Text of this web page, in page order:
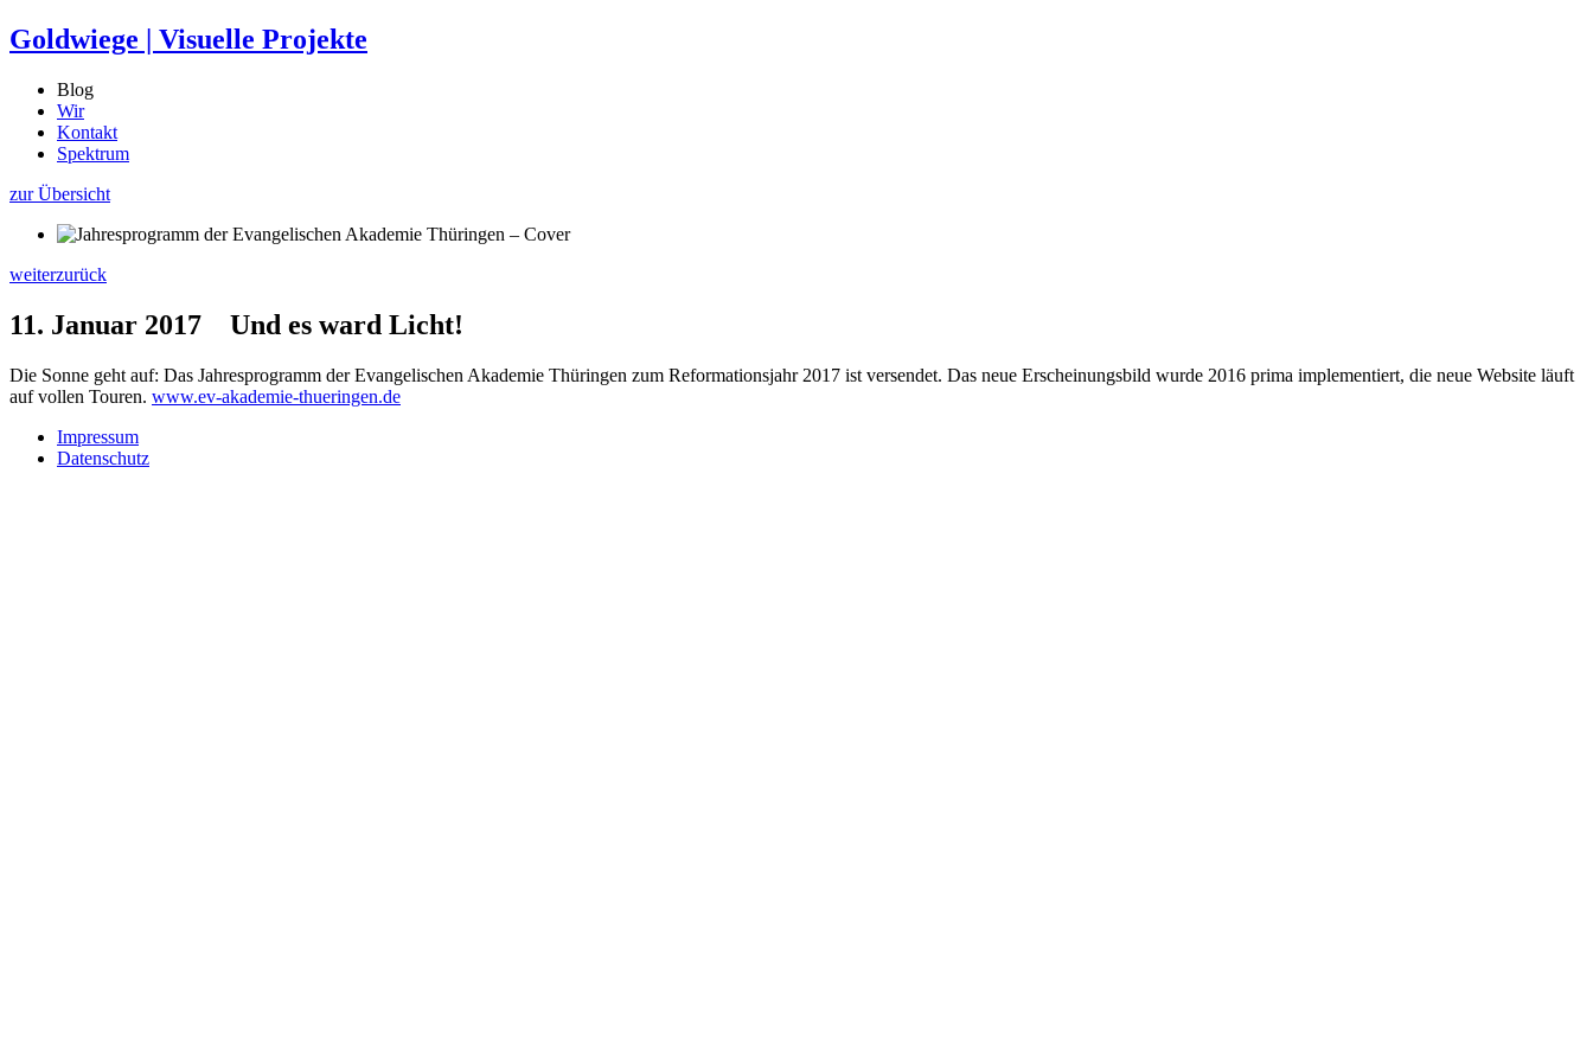
Goldwiege | Visuelle Projekte
Blog
Wir
Kontakt
Spektrum
zur Übersicht
weiterzurück
11. Januar 2017 Und es ward Licht!
Die Sonne geht auf: Das Jahresprogramm der Evangelischen Akademie Thüringen zum Reformationsjahr 2017 ist versendet. Das neue Erscheinungsbild wurde 2016 prima implementiert, die neue Website läuft
auf vollen Touren. www.ev-akademie-thueringen.de
Impressum
Datenschutz